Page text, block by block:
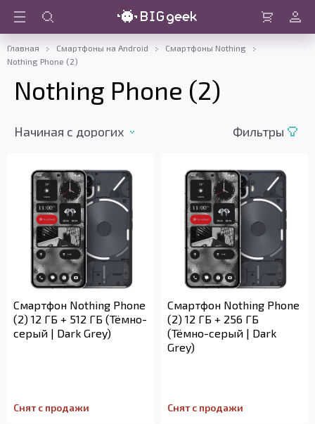
Войти
Главная Смартфоны на Android
Смартфоны Nothing
Nothing Phone (2)
Nothing Phone (2)
Начиная с дорогих Фильтры
Смартфон Nothing Phone
(2) 12 ГБ + 512 ГБ (Тёмно-
серый | Dark Grey)
Снят с продажи
Смартфон Nothing Phone
(2) 12 ГБ + 256 ГБ
(Тёмно-серый | Dark
Grey)
Снят с продажи